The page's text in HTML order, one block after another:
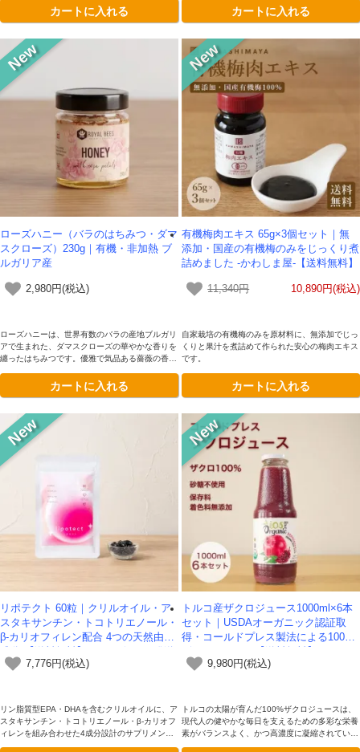
が持つ華やかな風味は、ハーブティーや焼き菓子
との相性も格別です。
カートに入れる
深く重厚な味わい。EUの原産地呼称保護（PD
O）に認定された本格派です。
カートに入れる
ローズハニー（バラのはちみつ・ダマ
スクローズ）230g｜有機・非加熱 ブ
ルガリア産
2,980円(税込)
ローズハニーは、世界有数のバラの産地ブルガリ
アで生まれた、ダマスクローズの華やかな香りを
纏ったはちみつです。優雅で気品ある薔薇の香り
トはもちろん、特別な日の贈り物にもふさわし
い、香り高い一品です。
カートに入れる
有機梅肉エキス 65g×3個セット｜無
添加・国産の有機梅のみをじっくり煮
詰めました -かわしま屋-【送料無料】
11,340円 10,890円(税込)
自家栽培の有機梅のみを原材料に、無添加でじっ
くりと果汁を煮詰めて作られた安心の梅肉エキス
です。
カートに入れる
リポテクト 60粒｜クリルオイル・ア
スタキサンチン・トコトリエノール・
β-カリオフィレン配合 4つの天然由来
7,776円(税込)
リン脂質型EPA・DHAを含むクリルオイルに、ア
スタキサンチン・トコトリエノール・β-カリオフ
ィレンを組み合わせた4成分設計のサプリメント
トルコ産ザクロジュース1000ml×6本
セット｜USDAオーガニック認証取
得・コールドプレス製法による100%
9,980円(税込)
トルコの太陽が育んだ100%ザクロジュースは、
現代人の健やかな毎日を支えるための多彩な栄養
素がバランスよく、かつ高濃度に凝縮されていま